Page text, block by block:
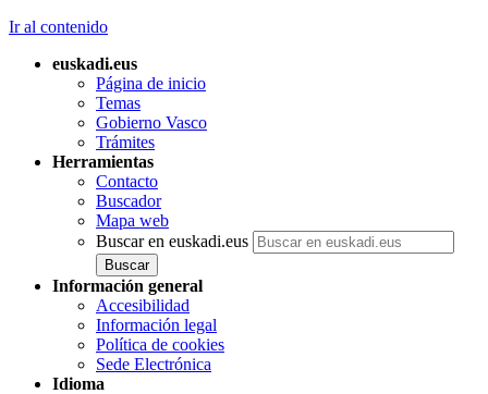
Ir al contenido
euskadi.eus
Página de inicio
Temas
Gobierno Vasco
Trámites
Herramientas
Contacto
Buscador
Mapa web
Buscar en euskadi.eus
Información general
Accesibilidad
Información legal
Política de cookies
Sede Electrónica
Idioma